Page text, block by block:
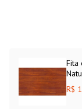
Fita
R$